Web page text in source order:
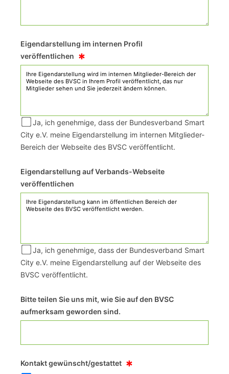
Eigendarstellung im internen Profil
veröffentlichen *
Ja, ich genehmige, dass der Bundesverband Smart
City e.V. meine Eigendarstellung im internen Mitglieder-
Bereich der Webseite des BVSC veröffentlicht.
Eigendarstellung auf Verbands-Webseite
veröffentlichen
Ja, ich genehmige, dass der Bundesverband Smart
City e.V. meine Eigendarstellung auf der Webseite des
BVSC veröffentlicht.
Bitte teilen Sie uns mit, wie Sie auf den BVSC
aufmerksam geworden sind.
Kontakt gewünscht/gestattet *